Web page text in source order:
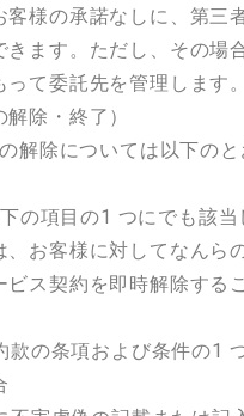
客様の承諾なしに、第三
きます。ただし、その場
て委託先を管理します。
除・終了）
解除については以下のと
の項目の1 つにでも該当
、お客様に対してなんら
ビス契約を即時解除する
款の条項および条件の1